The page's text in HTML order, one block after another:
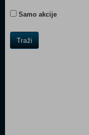
Samo akcije
Traži